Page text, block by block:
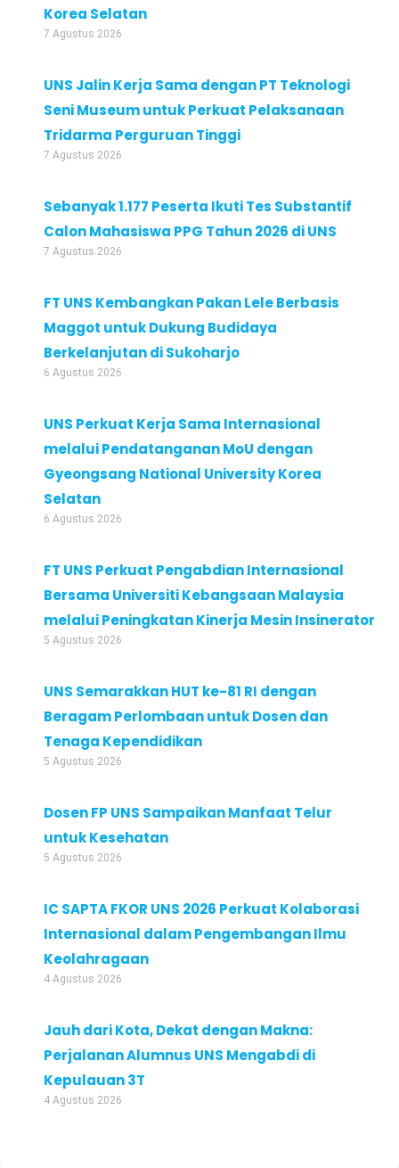
Korea Selatan
7 Agustus 2026
UNS Jalin Kerja Sama dengan PT Teknologi
Seni Museum untuk Perkuat Pelaksanaan
Tridarma Perguruan Tinggi
7 Agustus 2026
Sebanyak 1.177 Peserta Ikuti Tes Substantif
Calon Mahasiswa PPG Tahun 2026 di UNS
7 Agustus 2026
FT UNS Kembangkan Pakan Lele Berbasis
Maggot untuk Dukung Budidaya
Berkelanjutan di Sukoharjo
6 Agustus 2026
UNS Perkuat Kerja Sama Internasional
melalui Pendatanganan MoU dengan
Gyeongsang National University Korea
Selatan
6 Agustus 2026
FT UNS Perkuat Pengabdian Internasional
Bersama Universiti Kebangsaan Malaysia
melalui Peningkatan Kinerja Mesin Insinerator
5 Agustus 2026
UNS Semarakkan HUT ke-81 RI dengan
Beragam Perlombaan untuk Dosen dan
Tenaga Kependidikan
5 Agustus 2026
Dosen FP UNS Sampaikan Manfaat Telur
untuk Kesehatan
5 Agustus 2026
IC SAPTA FKOR UNS 2026 Perkuat Kolaborasi
Internasional dalam Pengembangan Ilmu
Keolahragaan
4 Agustus 2026
Jauh dari Kota, Dekat dengan Makna:
Perjalanan Alumnus UNS Mengabdi di
Kepulauan 3T
4 Agustus 2026